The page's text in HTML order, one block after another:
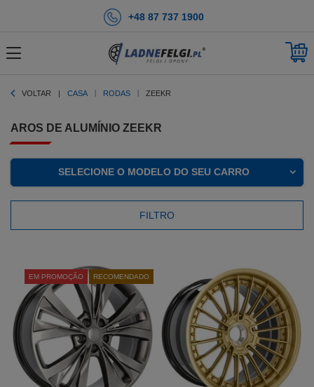
+48 87 737 1900
VOLTAR CASA RODAS ZEEKR
AROS DE ALUMÍNIO ZEEKR
SELECIONE O MODELO DO SEU CARRO
FILTRO
EM PROMOÇÃO RECOMENDADO